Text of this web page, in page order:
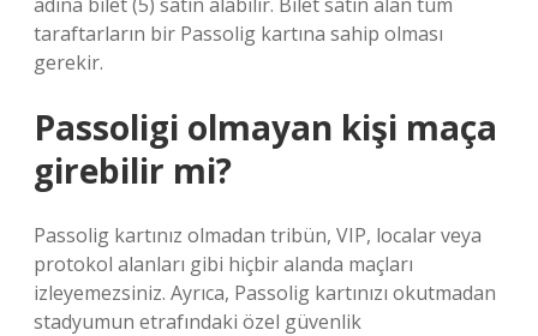
taraftarların bir Passolig kartına sahip olması
gerekir.
Passoligi olmayan kişi maça
girebilir mi?
Passolig kartınız olmadan tribün, VIP, localar veya
protokol alanları gibi hiçbir alanda maçları
izleyemezsiniz. Ayrıca, Passolig kartınızı okutmadan
stadyumun etrafındaki özel güvenlik